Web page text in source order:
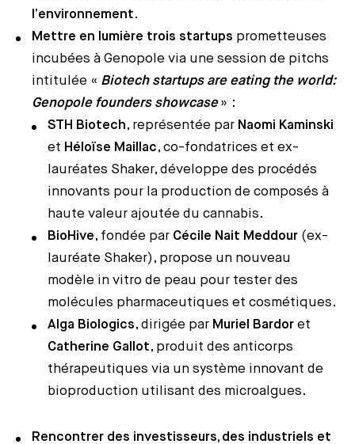
l’environnement.
Mettre en lumière trois startups prometteuses
incubées à Genopole via une session de pitchs
intitulée « Biotech startups are eating the world:
Genopole founders showcase» :
STH Biotech, représentée par Naomi Kaminski
et Héloïse Maillac, co-fondatrices et ex-
lauréates Shaker, développe des procédés
innovants pour la production de composés à
haute valeur ajoutée du cannabis.
BioHive, fondée par Cécile Nait Meddour (ex-
lauréate Shaker), propose un nouveau
modèle in vitro de peau pour tester des
molécules pharmaceutiques et cosmétiques.
Alga Biologics, dirigée par Muriel Bardor et
Catherine Gallot, produit des anticorps
thérapeutiques via un système innovant de
bioproduction utilisant des microalgues.
Rencontrer des investisseurs, des industriels et